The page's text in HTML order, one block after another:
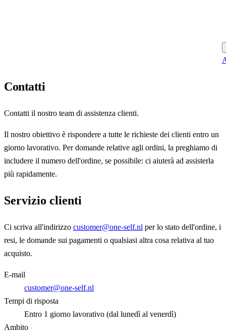
Contatti
Contatti il nostro team di assistenza clienti.
Il nostro obiettivo è rispondere a tutte le richieste dei clienti entro un
giorno lavorativo. Per domande relative agli ordini, la preghiamo di
includere il numero dell'ordine, se possibile: ci aiuterà ad assisterla
più rapidamente.
Servizio clienti
Ci scriva all'indirizzo customer@one-self.nl per lo stato dell'ordine, i
resi, le domande sui pagamenti o qualsiasi altra cosa relativa al tuo
acquisto.
E-mail
customer@one-self.nl
Tempi di risposta
Entro 1 giorno lavorativo (dal lunedì al venerdì)
Ambito